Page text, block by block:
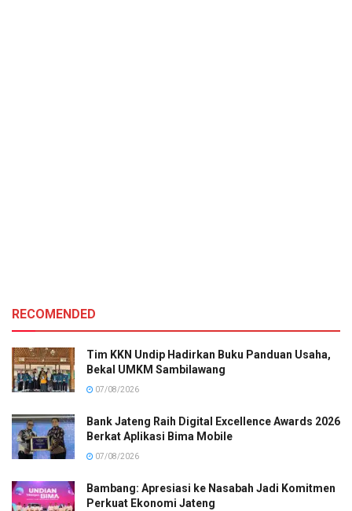
RECOMENDED
Tim KKN Undip Hadirkan Buku Panduan Usaha,
Bekal UMKM Sambilawang
07/08/2026
Bank Jateng Raih Digital Excellence Awards 2026
Berkat Aplikasi Bima Mobile
07/08/2026
Bambang: Apresiasi ke Nasabah Jadi Komitmen
Perkuat Ekonomi Jateng